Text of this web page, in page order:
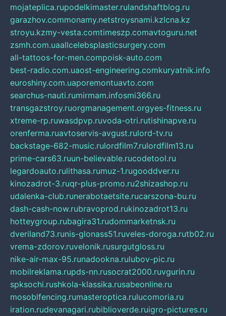
mojateplica.rupodelkimaster.rulandshaftblog.ru
garazhov.commonamy.netstroysnami.kzlcna.kz
stroyu.kzmy-vesta.comtimeszp.comavtoguru.net
zsmh.com.uaallcelebsplasticsurgery.com
all-tattoos-for-men.compoisk-auto.com
best-radio.com.uaost-engineering.comkuryatnik.info
euroshiny.com.uaporemontuavto.com
searchus-nauti.rumirmam.infosmi366.ru
transgazstroy.ruorgmanagement.orgyes-fitness.ru
xtreme-rp.ruwasdpvp.ruvoda-otri.rutishinapve.ru
orenferma.ruavtoservis-avgust.rulord-tv.ru
backstage-682-music.rulordfilm7.rulordfilm13.ru
prime-cars63.ruun-believable.rucodetool.ru
legardoauto.rulithasa.rumuz-1.rugooddver.ru
kinozadrot-3.ruqr-plus-promo.ru2shizashop.ru
udalenka-club.runerabotaetsite.rucarszona-bu.ru
dash-cash-now.rubravoprod.rukinozadrot13.ru
hotteygroup.rubagira31.rudommarketnsk.ru
dveriland73.runis-glonass51.ruveles-doroga.rutb02.ru
vrema-zdorov.ruvelonik.rusurgutgloss.ru
nike-air-max-95.runadookna.rulubov-pic.ru
mobilreklama.rupds-nn.rusocrat2000.ruvgurin.ru
spksochi.rushkola-klassika.rusabeonline.ru
mosoblfencing.rumasteroptica.rulucomoria.ru
iration.rudevanagari.rubiblioverde.ruigro-pictures.ru